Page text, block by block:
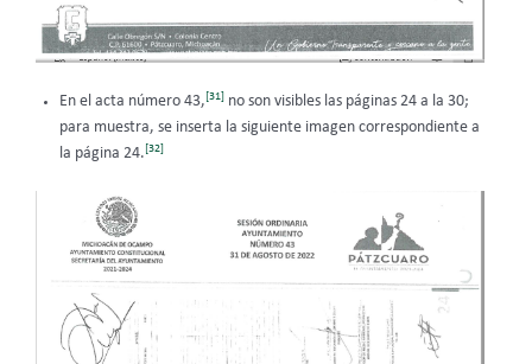
En el acta número 43,[31] no son visibles las páginas 24 a la 30;
para muestra, se inserta la siguiente imagen correspondiente a
la página 24.[32]